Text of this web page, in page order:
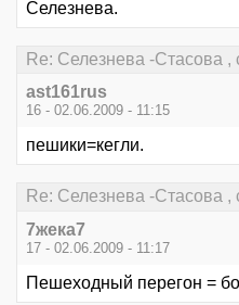
Селезнева.
Re: Селезнева -Стасова ,
ast161rus
16 - 02.06.2009 - 11:15
пешики=кегли.
Re: Селезнева -Стасова ,
7жека7
17 - 02.06.2009 - 11:17
Пешеходный перегон =